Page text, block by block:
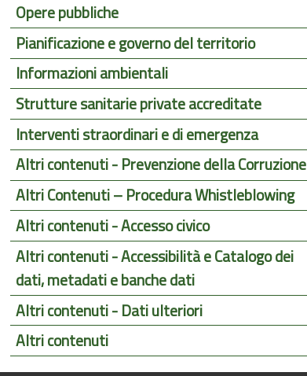
Opere pubbliche
Pianificazione e governo del territorio
Informazioni ambientali
Strutture sanitarie private accreditate
Interventi straordinari e di emergenza
Altri contenuti - Prevenzione della Corruzione
Altri Contenuti – Procedura Whistleblowing
Altri contenuti - Accesso civico
Altri contenuti - Accessibilità e Catalogo dei
dati, metadati e banche dati
Altri contenuti - Dati ulteriori
Altri contenuti